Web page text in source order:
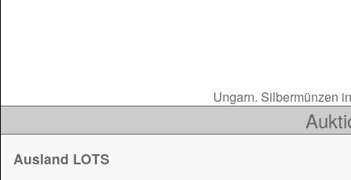
Ungarn. Silbermünzen
Ausland LOTS